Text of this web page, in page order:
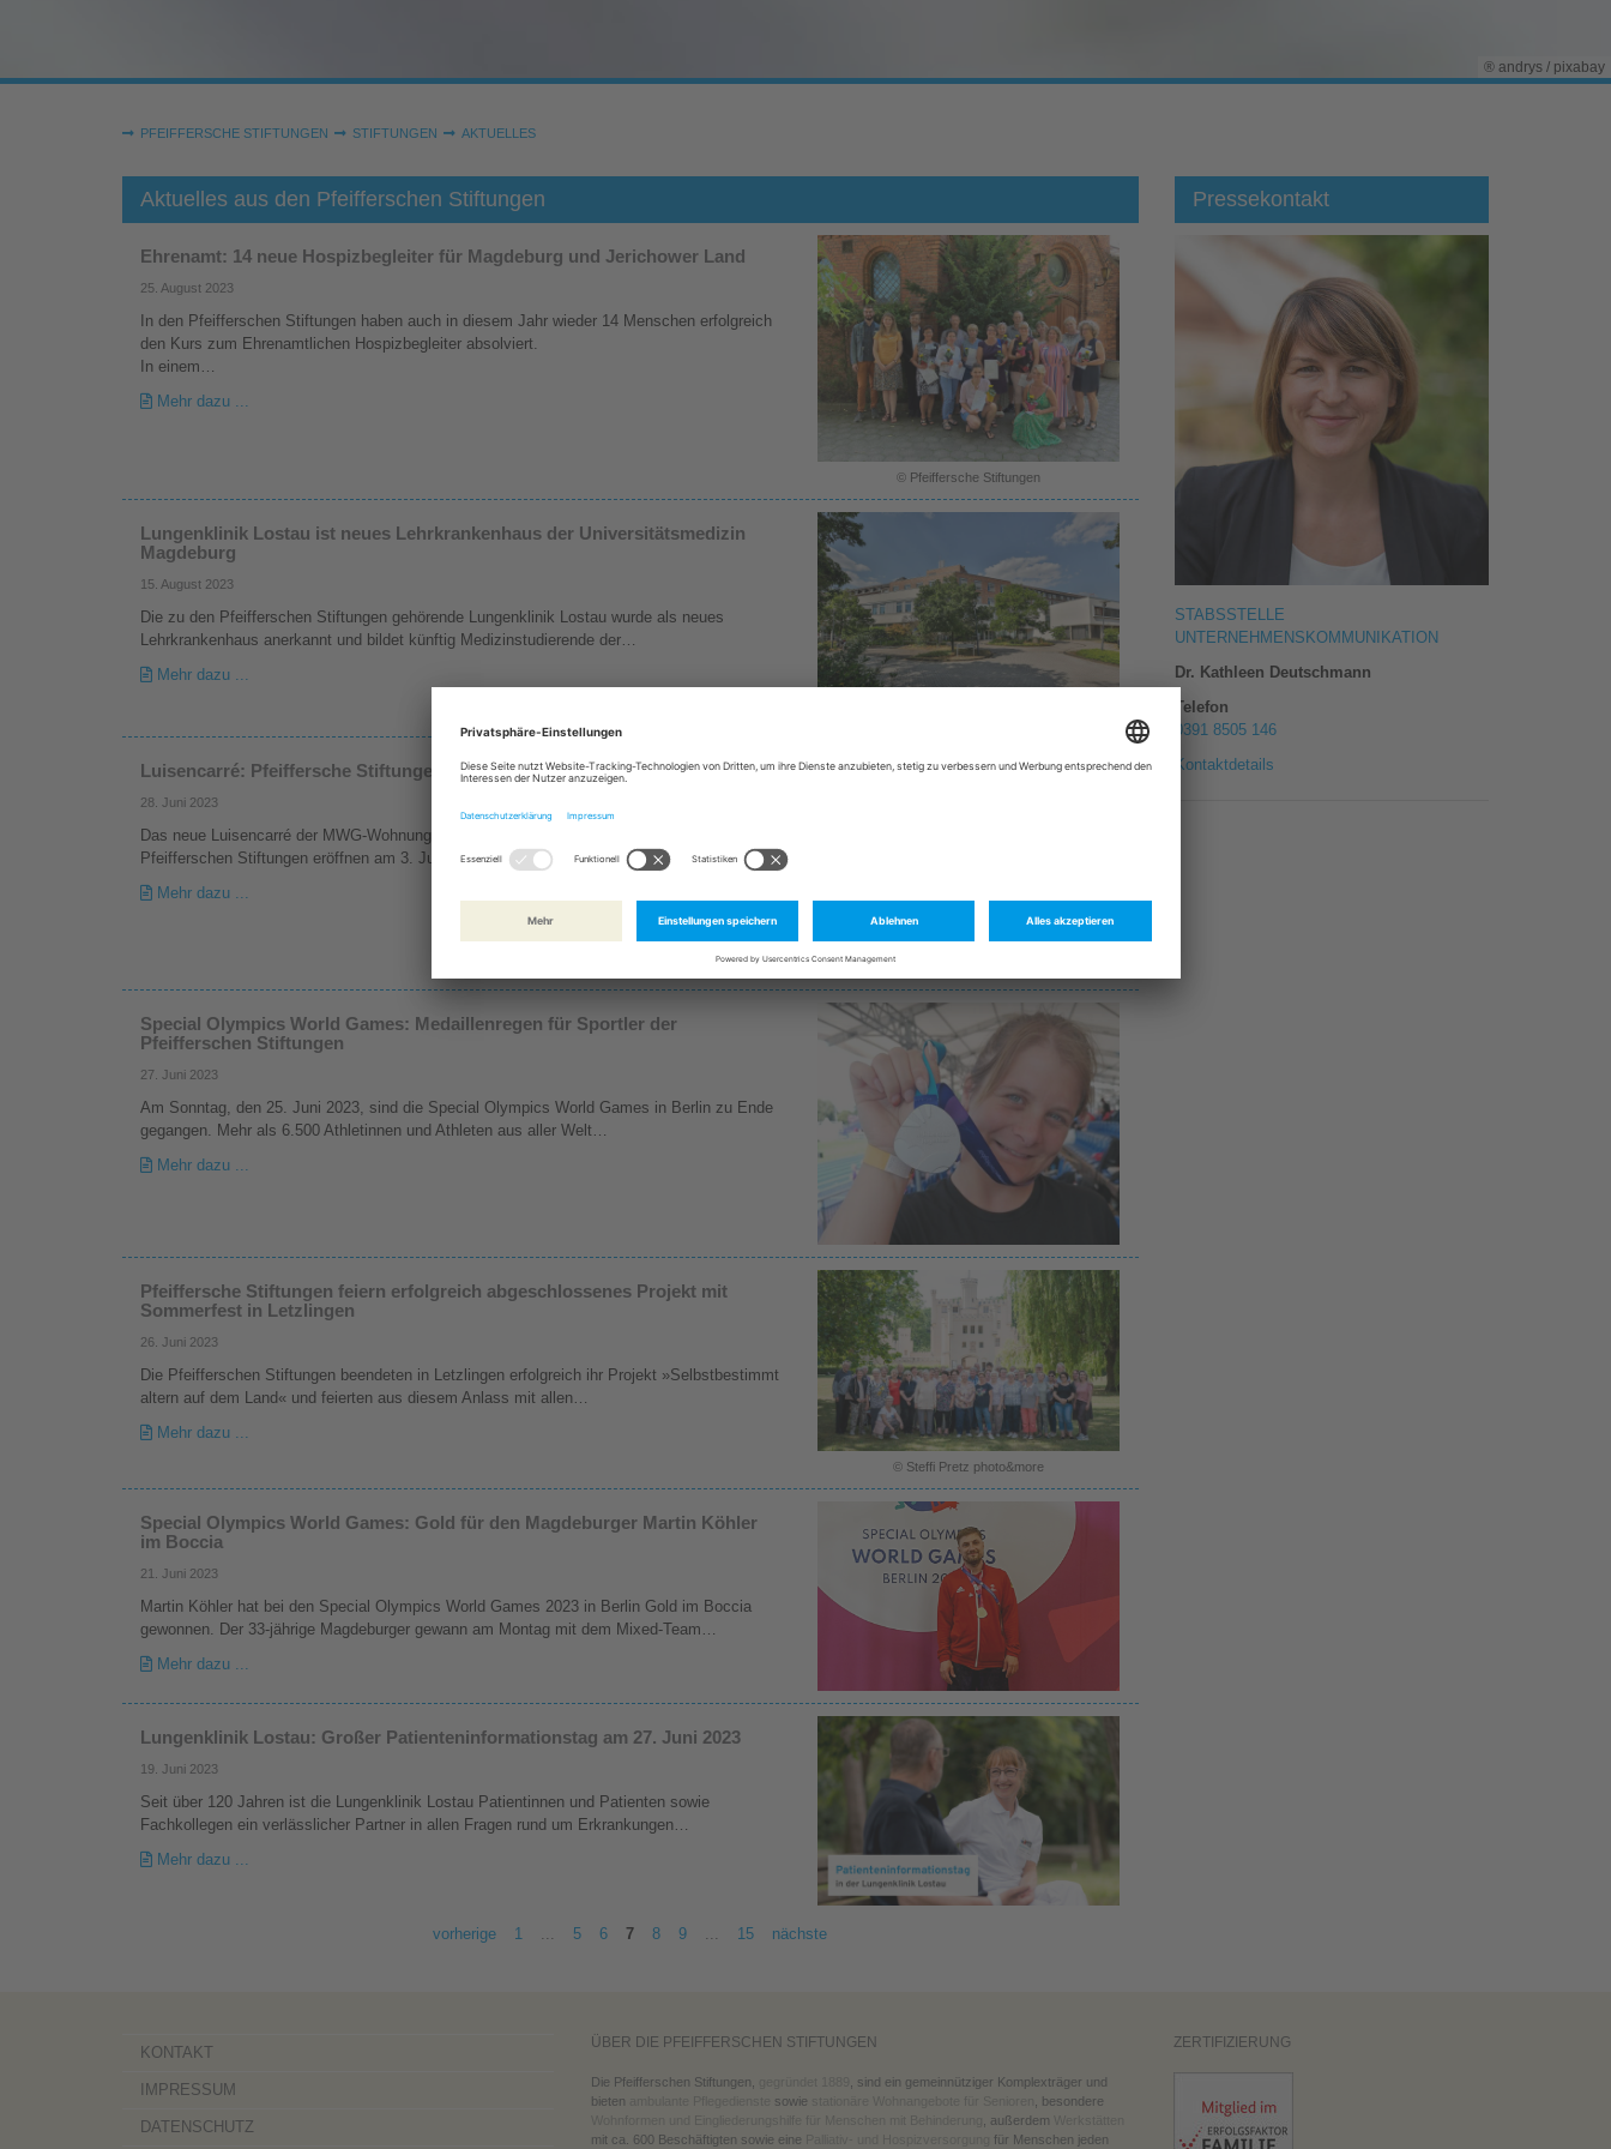
® andrys / pixabay
Sie sind hier:
PFEIFFERSCHE STIFTUNGEN STIFTUNGEN AKTUELLES
Aktuelles aus den Pfeifferschen Stiftungen
Ehrenamt: 14 neue Hospizbegleiter für Magdeburg und Jerichower Land
25. August 2023
In den Pfeifferschen Stiftungen haben auch in diesem Jahr wieder 14 Menschen erfolgreich
den Kurs zum Ehrenamtlichen Hospizbegleiter absolviert.
In einem…
Mehr dazu ...
© Pfeiffersche Stiftungen
Lungenklinik Lostau ist neues Lehrkrankenhaus der Universitätsmedizin
Magdeburg
15. August 2023
Die zu den Pfeifferschen Stiftungen gehörende Lungenklinik Lostau wurde als neues
Lehrkrankenhaus anerkannt und bildet künftig Medizinstudierende der…
Mehr dazu ...
Luisencarré: Pfeiffersche Stiftungen eröffnen Tagespflege für Senioren
28. Juni 2023
Das neue Luisencarré der MWG-Wohnungsgenossenschaft bekommt weitere Mieter. Die
Pfeifferschen Stiftungen eröffnen am 3. Juli 2023 in der Magdeburger…
Mehr dazu ...
© Andreas Lander/Pfeiffersche Stiftungen
Special Olympics World Games: Medaillenregen für Sportler der
Pfeifferschen Stiftungen
27. Juni 2023
Am Sonntag, den 25. Juni 2023, sind die Special Olympics World Games in Berlin zu Ende
gegangen. Mehr als 6.500 Athletinnen und Athleten aus aller Welt…
Mehr dazu ...
Pfeiffersche Stiftungen feiern erfolgreich abgeschlossenes Projekt mit
Sommerfest in Letzlingen
26. Juni 2023
Die Pfeifferschen Stiftungen beendeten in Letzlingen erfolgreich ihr Projekt »Selbstbestimmt
altern auf dem Land« und feierten aus diesem Anlass mit allen…
Mehr dazu ...
© Steffi Pretz photo&more
Special Olympics World Games: Gold für den Magdeburger Martin Köhler
im Boccia
21. Juni 2023
Martin Köhler hat bei den Special Olympics World Games 2023 in Berlin Gold im Boccia
gewonnen. Der 33-jährige Magdeburger gewann am Montag mit dem Mixed-Team…
Mehr dazu ...
Lungenklinik Lostau: Großer Patienteninformationstag am 27. Juni 2023
19. Juni 2023
Seit über 120 Jahren ist die Lungenklinik Lostau Patientinnen und Patienten sowie
Fachkollegen ein verlässlicher Partner in allen Fragen rund um Erkrankungen…
Mehr dazu ...
vorherige 1 5 6 7 8 9 15 nächste
Pressekontakt
STABSSTELLE
UNTERNEHMENSKOMMUNIKATION
Dr. Kathleen Deutschmann
Telefon
0391 8505 146
Kontaktdetails
KONTAKT
IMPRESSUM
DATENSCHUTZ
ÜBER DIE PFEIFFERSCHEN STIFTUNGEN
Die Pfeifferschen Stiftungen,
, sind ein gemeinnütziger Komplexträger und
bieten
sowie
, besondere
, außerdem
mit ca. 600 Beschäftigten sowie eine
für Menschen jeden
ZERTIFIZIERUNG